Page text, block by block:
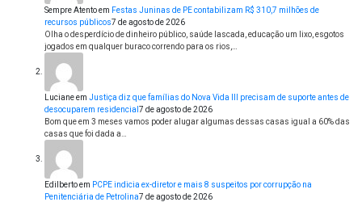
Sempre Atentoem Festas Juninas de PE contabilizam R$ 310,7 milhões de
recursos públicos7 de agosto de 2026
Olha o desperdício de dinheiro público, saúde lascada, educação um lixo, esgotos
jogados em qualquer buraco correndo para os rios,…
Lucianeem Justiça diz que famílias do Nova Vida III precisam de suporte antes de
desocuparem residencial 7 de agosto de 2026
Bom que em 3 meses vamos poder alugar algumas dessas casas igual a 60% das
casas que foi dada a…
Edilbertoem PCPE indicia ex-diretor e mais 8 suspeitos por corrupção na
Penitenciária de Petrolina7 de agosto de 2026